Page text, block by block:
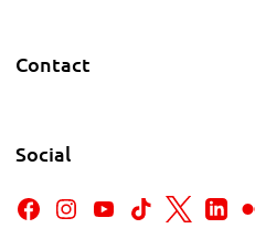
Contact
Social